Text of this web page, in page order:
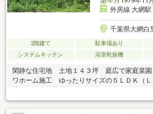
外房線 大網駅
千葉県大網白
2階建て 駐車場あり
システムキッチン
浴室乾燥機
閑静な住宅地 土地１４３坪 庭広で家庭菜
ワホーム施工 ゆったりサイズの５ＬＤＫ（Ｌ